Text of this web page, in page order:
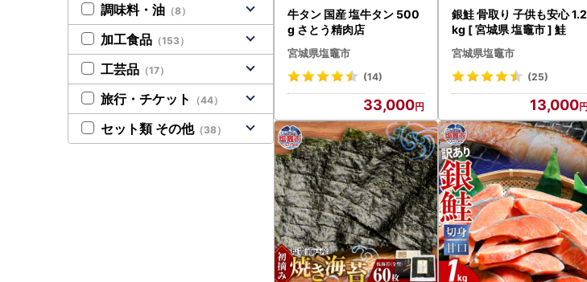
牛タン 国産 塩牛タン 500
g さとう精肉店
宮城県塩竈市
(14)
33,000
銀鮭 骨取り 子供も安心 1.2
kg [ 宮城県 塩竈市 ] 鮭
宮城県塩竈市
(25)
13,000
調味料・油 （8）
加工食品 （153）
工芸品 （17）
旅行・チケット （44）
セット類 その他（38）